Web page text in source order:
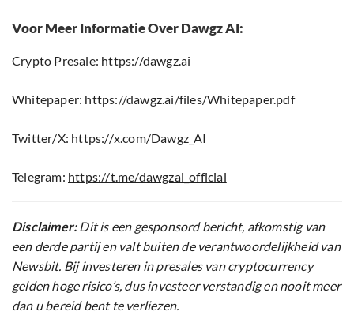
Voor Meer Informatie Over Dawgz AI:
Crypto Presale: https://dawgz.ai
Whitepaper: https://dawgz.ai/files/Whitepaper.pdf
Twitter/X: https://x.com/Dawgz_AI
Telegram: https://t.me/dawgzai_official
Disclaimer:Dit is een gesponsord bericht, afkomstig van
een derde partij en valt buiten de verantwoordelijkheid van
Newsbit. Bij investeren in presales van cryptocurrency
gelden hoge risico’s, dus investeer verstandig en nooit meer
dan u bereid bent te verliezen.